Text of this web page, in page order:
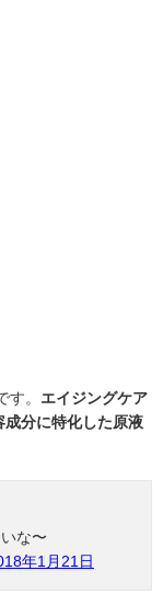
。 エイジングケア
分に特化した原液
な〜
年1月21日